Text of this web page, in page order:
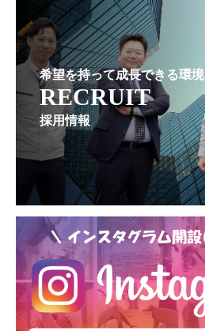
希望を持って成長できる環境
RECRUIT
採用情報